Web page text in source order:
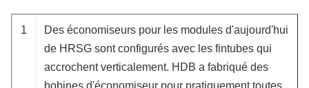
1
Des économiseurs pour les modules d'aujourd'hui
de HRSG sont configurés avec les fintubes qui
accrochent verticalement. HDB a fabriqué des
bobines d'économiseur pour pratiquement toutes